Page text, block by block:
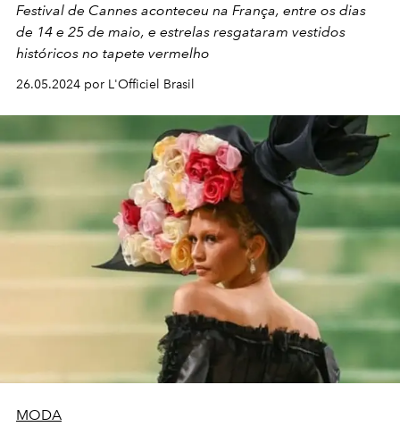
Festival de Cannes aconteceu na França, entre os dias
de 14 e 25 de maio, e estrelas resgataram vestidos
históricos no tapete vermelho
26.05.2024 por L'Officiel Brasil
MODA